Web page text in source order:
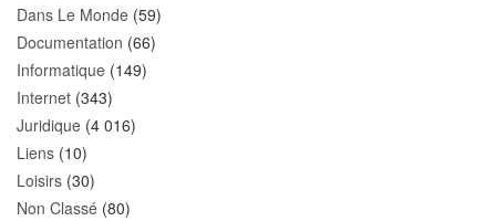
Dans Le Monde (59)
Documentation (66)
Informatique (149)
Internet (343)
Juridique (4 016)
Liens (10)
Loisirs (30)
Non Classé (80)